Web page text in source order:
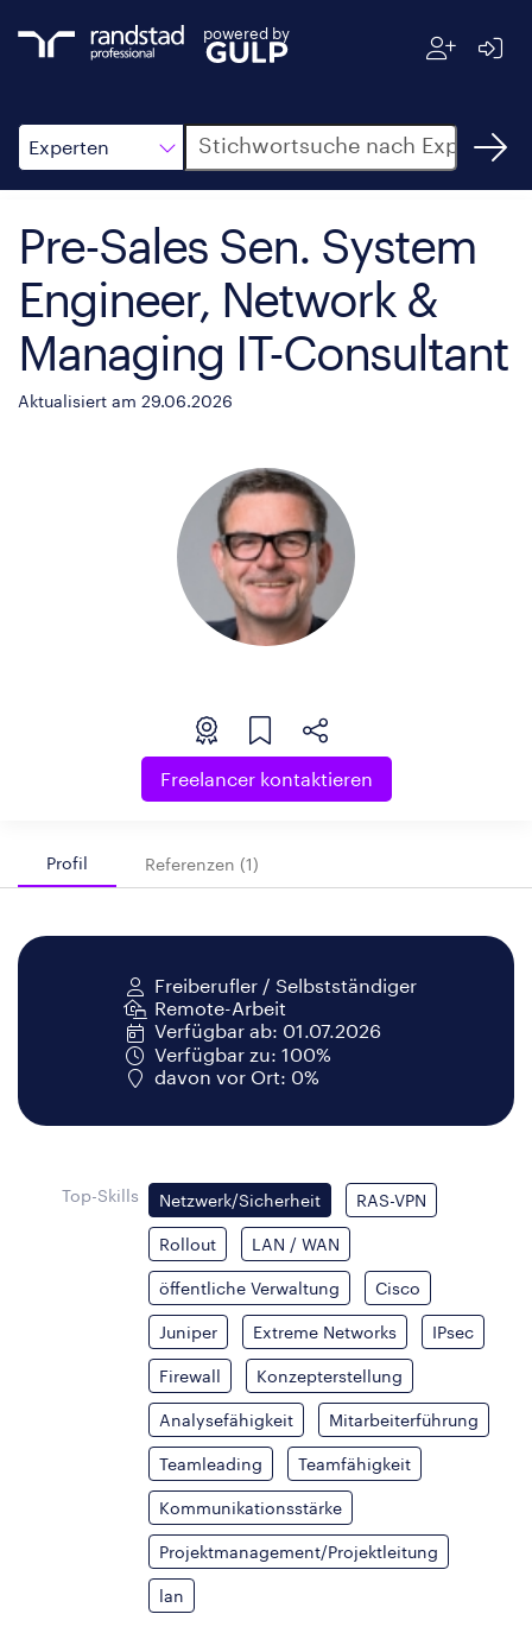
powered by
Experten
Suche
Pre-Sales Sen. System
Engineer, Network &
Managing IT-Consultant
Aktualisiert am 29.06.2026
Freelancer kontaktieren
Profil Referenzen (1)
Freiberufler / Selbstständiger
Remote-Arbeit
Verfügbar ab: 01.07.2026
Verfügbar zu: 100%
davon vor Ort: 0%
Top-Skills Netzwerk/Sicherheit RAS-VPN
Rollout LAN / WAN
öffentliche Verwaltung Cisco
Juniper Extreme Networks IPsec
Firewall Konzepterstellung
Analysefähigkeit Mitarbeiterführung
Teamleading Teamfähigkeit
Kommunikationsstärke
Projektmanagement/Projektleitung
lan